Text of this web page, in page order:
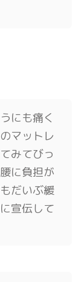
にも痛く
マットレ
みてびっ
に負担が
だいぶ緩
宣伝して